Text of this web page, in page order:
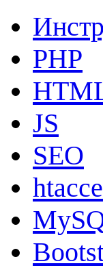
PHP
JS
SEO